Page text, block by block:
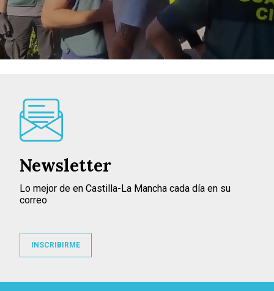
Newsletter
Lo mejor de en Castilla-La Mancha cada día en su
correo
INSCRIBIRME